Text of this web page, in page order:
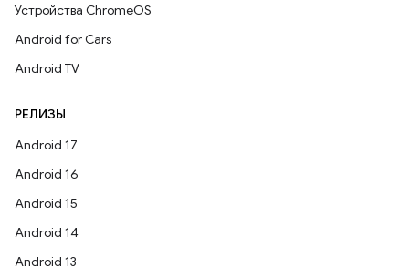
Устройства ChromeOS
Android for Cars
Android TV
РЕЛИЗЫ
Android 17
Android 16
Android 15
Android 14
Android 13